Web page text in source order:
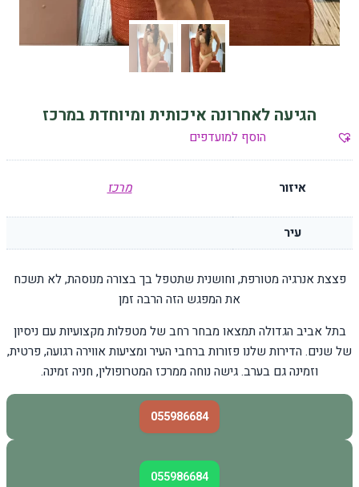
הגיעה לאחרונה איכותית ומיוחדת במרכז
הוסף למועדפים
איזור מרכז
עיר
פצצת אנרגיה מטורפת, וחושנית שתטפל בך בצורה מנוסהת, לא תשכח
את המפגש הזה הרבה זמן
בתל אביב הגדולה תמצאו מבחר רחב של מטפלות מקצועיות עם ניסיון
של שנים. הדירות שלנו פזורות ברחבי העיר ומציעות אווירה רגועה, פרטית,
וזמינה גם בערב. גישה נוחה ממרכז המטרופולין, חניה זמינה.
055986684
055986684